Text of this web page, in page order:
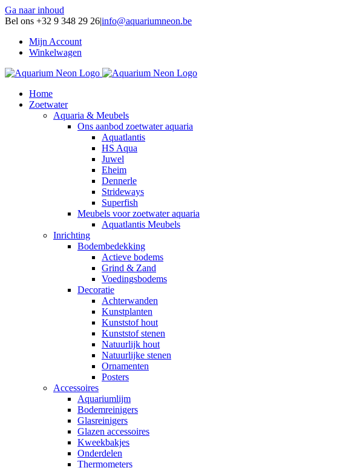
Ga naar inhoud
Bel ons +32 9 348 29 26|info@aquariumneon.be
Mijn Account
Winkelwagen
Home
Zoetwater
Aquaria & Meubels
Ons aanbod zoetwater aquaria
Aquatlantis
HS Aqua
Juwel
Eheim
Dennerle
Strideways
Superfish
Meubels voor zoetwater aquaria
Aquatlantis Meubels
Inrichting
Bodembedekking
Actieve bodems
Grind & Zand
Voedingsbodems
Decoratie
Achterwanden
Kunstplanten
Kunststof hout
Kunststof stenen
Natuurlijk hout
Natuurlijke stenen
Ornamenten
Posters
Accessoires
Aquariumlijm
Bodemreinigers
Glasreinigers
Glazen accessoires
Kweekbakjes
Onderdelen
Thermometers